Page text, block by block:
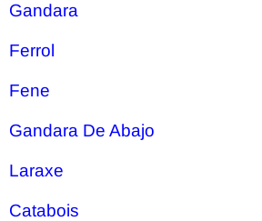
Gandara
Ferrol
Fene
Gandara De Abajo
Laraxe
Catabois